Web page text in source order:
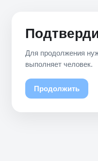
Для продолжения
выполняет человек.
Продолжить